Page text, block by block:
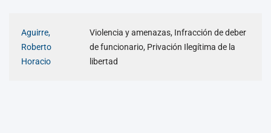
Aguirre,
Roberto
Horacio
Violencia y amenazas, Infracción de deber
de funcionario, Privación Ilegítima de la
libertad